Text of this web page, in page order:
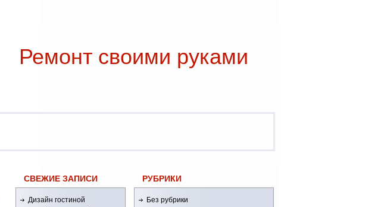
Ремонт cвоими руками
СВЕЖИЕ ЗАПИСИ
Дизайн гостиной
РУБРИКИ
Без рубрики